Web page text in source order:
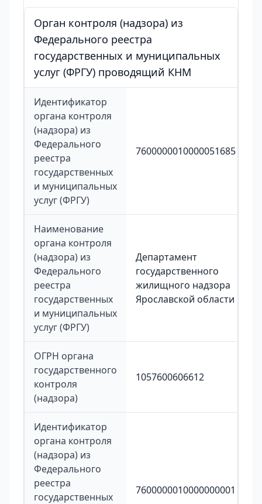
Орган контроля (надзора) из
Федерального реестра
государственных и муниципальных
услуг (ФРГУ) проводящий КНМ
Идентификатор
органа контроля
(надзора) из
Федерального
реестра
государственных
и муниципальных
услуг (ФРГУ)
7600000010000051685
Наименование
органа контроля
(надзора) из
Федерального
реестра
государственных
и муниципальных
услуг (ФРГУ)
Департамент
государственного
жилищного надзора
Ярославской области
ОГРН органа
государственного
контроля
(надзора)
1057600606612
Идентификатор
органа контроля
(надзора) из
Федерального
реестра
государственных
7600000010000000001